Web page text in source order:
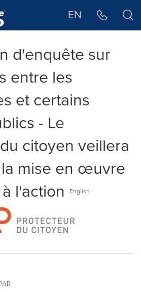
EN
d'enquête sur
entre les
et certains
- Le
citoyen veillera
mise en œuvre
l'action
English